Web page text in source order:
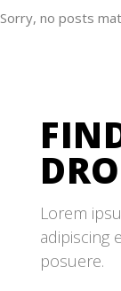
Sorry, no posts
Lorem
adipiscing
posuere.